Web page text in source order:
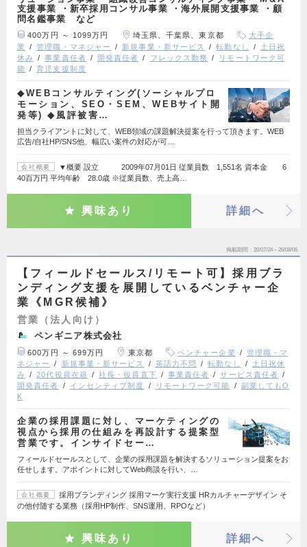
支援事業 ・新卒採用コンサル事業 ・海外展開支援事業 ・顧
問名鑑事業 など
400万円 ～ 1099万円 埼玉県、千葉県、東京都
大手企
業
管理職・マネジャー 新規事業・新サービス 転勤なし
土日祝
休み
事業責任者 開発責任者 フレックス勤務
リモートワーク可
能
育児支援制度
◆WEBコンサルティング(ソーシャルプロ
モーション、SEO・SEM、WEBサイト開
発等) ◆風評被害…
担当クライアントに対して、WEB領域の課題解決提案を行って頂きます。WEB
広告/自社HP/SNS他、幅広い案件の対応が可…
会社概要
▼概要 設立 2009年07月01日 従業員数 1,551名 資本金 6
40百万円 平均年齢 28.0歳 ※従業員数、売上高…
興味あり 詳細へ
掲載期間 26/07/24～26/08/06
【フィールドセールス/リモート可】採用ブラ
ンディング支援を展開しているベンチャー企
業《MGR候補》
営業（法人向け）
ペンギニア株式会社
600万円 ～ 699万円 東京都 ベンチャー企業
管理職・マ
ネジャー
新規事業・新サービス 英語力不問 転勤なし
土日祝休
み
20代役員在籍 社長・役員直下 事業責任者
サービス責任者
開発責任者
インセンティブ制度 リモートワーク可能
副業してもO
K
企業の採用課題に対し、マーケティングの
視点から採用の仕組みを再設計する提案型
営業です。インサイドセー…
フィールドセールスとして、企業の採用課題を解決するソリューション提案をお
任せします。アポイントに対してWeb商談を行い、…
会社概要
採用ブランディング 採用マーケ実行支援 HRカルチャーデザイン そ
の他付随する業務（採用HP制作、SNS運用、RPOなど）
興味あり 詳細へ